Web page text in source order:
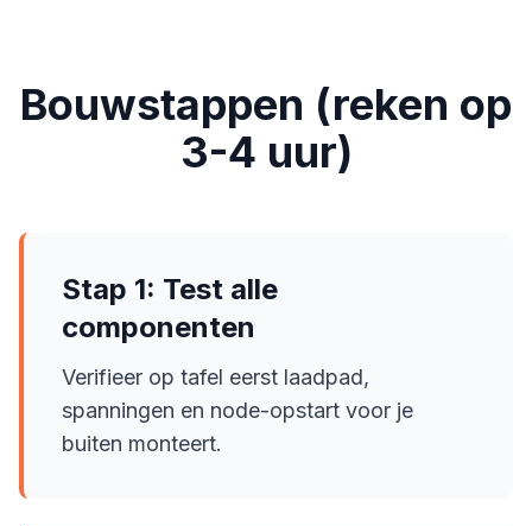
Bouwstappen (reken op
3-4 uur)
Stap 1: Test alle
componenten
Verifieer op tafel eerst laadpad,
spanningen en node-opstart voor je
buiten monteert.